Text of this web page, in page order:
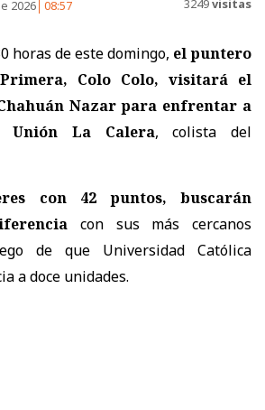
2026 08:57
horas de este domingo, el puntero
Colo Colo, visitará el
Nazar para enfrentar a
Unión La Calera, colista del
con 42 puntos, buscarán
con sus más cercanos
de que Universidad Católica
a doce unidades.